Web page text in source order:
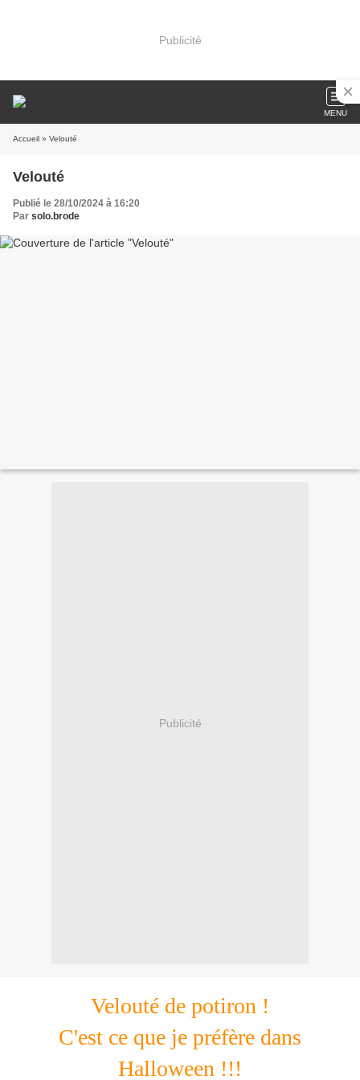
Publicité
MENU
Accueil » Velouté
Velouté
Publié le 28/10/2024 à 16:20
Par solo.brode
Publicité
Velouté de potiron !
C'est ce que je préfère dans
Halloween !!!